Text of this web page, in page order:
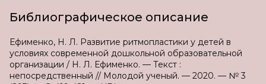
Библиографическое описание
Ефименко, Н. Л. Развитие ритмопластики у детей в
условиях современной дошкольной образовательной
организации / Н. Л. Ефименко. — Текст :
непосредственный // Молодой ученый. — 2020. — № 3